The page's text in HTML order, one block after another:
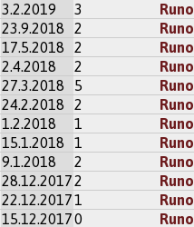
3.2.2019 3
Runo
23.9.2018 2
Runo
17.5.2018 2
Runo
2.4.2018 2
Runo
27.3.2018 5
Runo
24.2.2018 2
Runo
1.2.2018 1
Runo
15.1.2018 1
Runo
9.1.2018 2
Runo
28.12.20172
Runo
22.12.20171
Runo
15.12.20170
Runo